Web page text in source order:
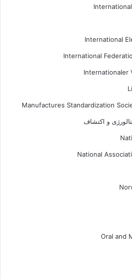
International
International
Internationaler
Manufactures Standardization
National
Oral and